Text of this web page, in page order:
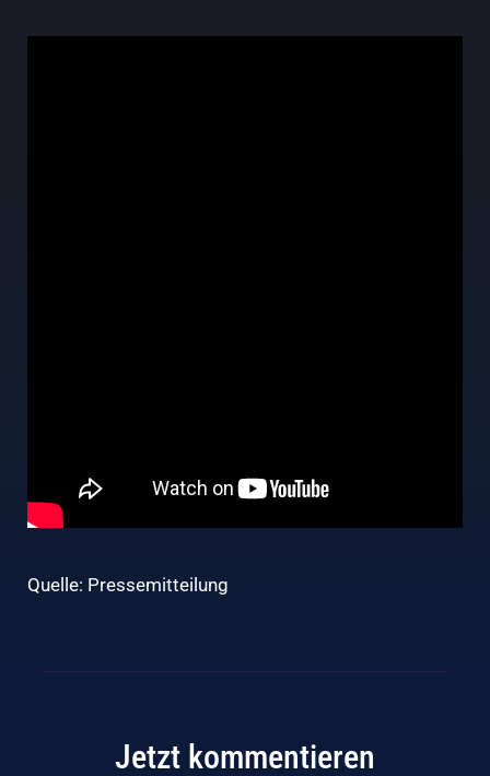
Quelle: Pressemitteilung
Jetzt kommentieren